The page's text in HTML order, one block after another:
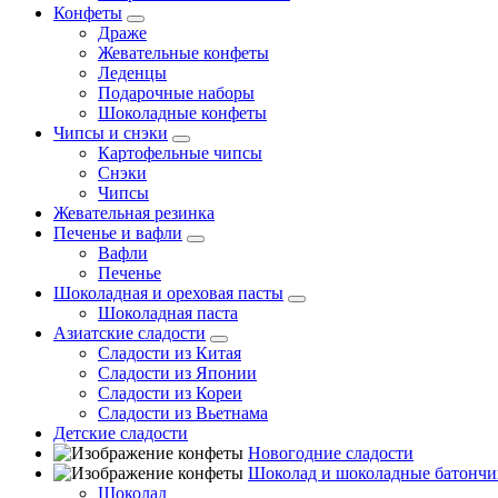
Конфеты
Драже
Жевательные конфеты
Леденцы
Подарочные наборы
Шоколадные конфеты
Чипсы и снэки
Картофельные чипсы
Снэки
Чипсы
Жевательная резинка
Печенье и вафли
Вафли
Печенье
Шоколадная и ореховая пасты
Шоколадная паста
Азиатские сладости
Сладости из Китая
Сладости из Японии
Сладости из Кореи
Сладости из Вьетнама
Детские сладости
Новогодние сладости
Шоколад и шоколадные
Шоколад